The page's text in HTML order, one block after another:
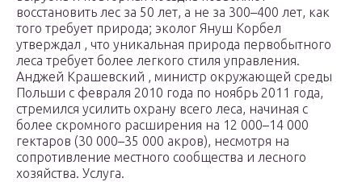
восстановить лес за 50 лет, а не за 300–400 лет, как
того требует природа; эколог Януш Корбел
утверждал , что уникальная природа первобытного
леса требует более легкого стиля управления.
Анджей Крашевский , министр окружающей среды
Польши с февраля 2010 года по ноябрь 2011 года,
стремился усилить охрану всего леса, начиная с
более скромного расширения на 12 000–14 000
гектаров (30 000–35 000 акров), несмотря на
сопротивление местного сообщества и лесного
хозяйства. Услуга.